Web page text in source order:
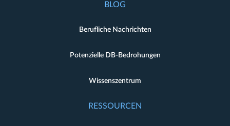
BLOG
Berufliche Nachrichten
Potenzielle DB-Bedrohungen
Wissenszentrum
RESSOURCEN